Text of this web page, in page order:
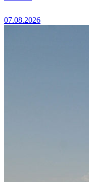
07.08.2026